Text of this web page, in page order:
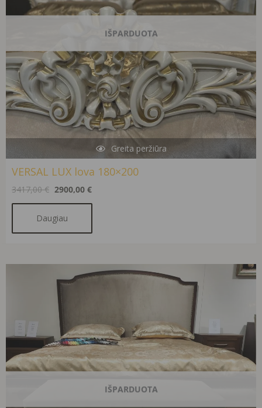
IŠPARDUOTA
Greita peržiūra
VERSAL LUX lova 180×200
3417,00€ 2900,00 €
Daugiau
IŠPARDUOTA
price
was:
1795,00 €.
Current
price